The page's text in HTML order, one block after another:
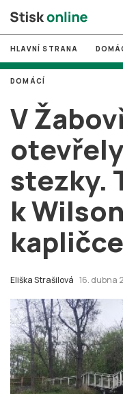
# MUNI
# Brno
# volby
login PŘIHLÁSIT SE
Zapomněli jste heslo?
HLAVNÍ STRANA
V
stezky.
k
kapličce
Eliška Strašilová 16. dubna
DOMÁCÍ